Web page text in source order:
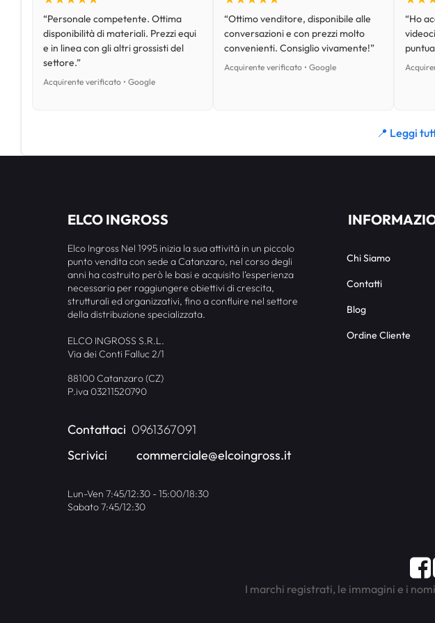
“Personale competente. Ottima
disponibilità di materiali. Prezzi equi
e in linea con gli altri grossisti del
settore.”
Acquirente verificato • Google
“Ottimo venditore, disponibile alle
conversazioni e con prezzi molto
convenienti. Consiglio vivamente!”
Acquirente verificato • Google
“Ho
📍 Leggi
ELCO INGROSS
Elco Ingross Nel 1995 inizia la sua attività in un piccolo
punto vendita con sede a Catanzaro, nel corso degli
anni ha costruito però le basi e acquisito l’esperienza
necessaria per raggiungere obiettivi di crescita,
strutturali ed organizzativi, fino a confluire nel settore
della distribuzione specializzata.
ELCO INGROSS S.R.L.
Via dei Conti Falluc 2/1
88100 Catanzaro (CZ)
P.iva 03211520790
Contattaci 0961367091
Scrivici
commerciale@elcoingross.it
Lun-Ven 7:45/12:30 - 15:00/18:30
Sabato 7:45/12:30
Chi Siamo
Contatti
Blog
Ordine Cliente
I marchi registrati, le immagini e i